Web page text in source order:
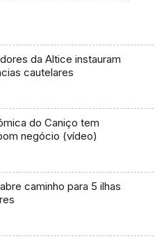
da Altice instauram
cautelares
do Caniço tem
negócio (vídeo)
caminho para 5 ilhas